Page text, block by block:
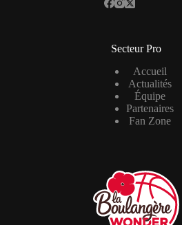
Secteur Pro
Accueil
Actualités
Équipe
Partenaires
Fan Zone